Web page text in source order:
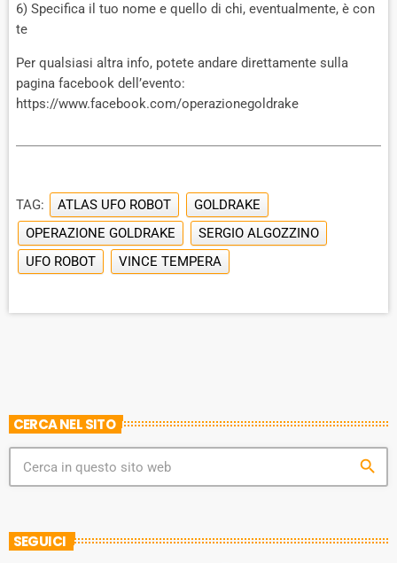
6) Specifica il tuo nome e quello di chi, eventualmente, è con
te
Per qualsiasi altra info, potete andare direttamente sulla
pagina facebook dell’evento:
https://www.facebook.com/operazionegoldrake
TAG: ATLAS UFO ROBOT
GOLDRAKE
OPERAZIONE GOLDRAKE
SERGIO ALGOZZINO
UFO ROBOT
VINCE TEMPERA
CERCA NEL SITO
search
SEGUICI